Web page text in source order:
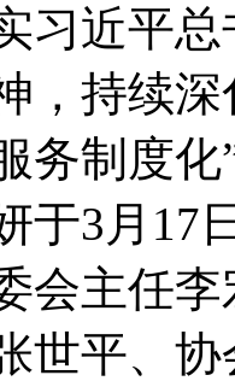
习近平
，持续
务制度
于3月17
会主任
世平、